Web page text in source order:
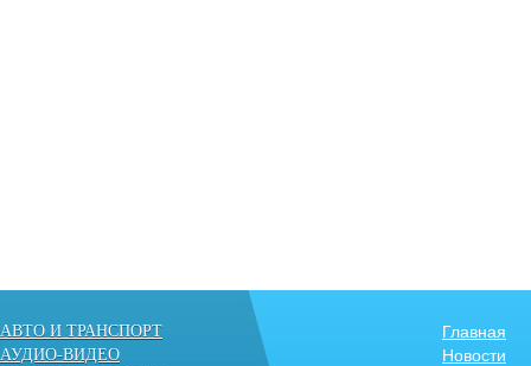
АВТО И ТРАНСПОРТ
АУДИО-ВИДЕО
Главная
Новости